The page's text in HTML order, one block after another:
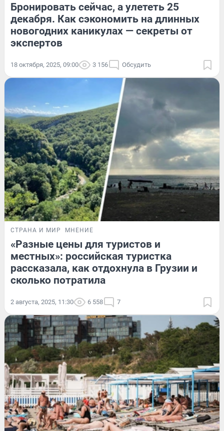
Бронировать сейчас, а улететь 25
декабря. Как сэкономить на длинных
новогодних каникулах — секреты от
экспертов
18 октября, 2025, 09:00 3 156 Обсудить
СТРАНА И МИР МНЕНИЕ
«Разные цены для туристов и
местных»: российская туристка
рассказала, как отдохнула в Грузии и
сколько потратила
2 августа, 2025, 11:30 6 558 7